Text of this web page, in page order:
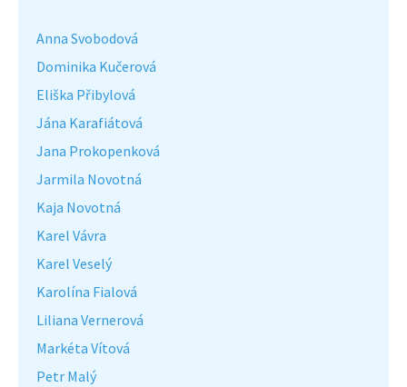
Anna Svobodová
Dominika Kučerová
Eliška Přibylová
Jána Karafiátová
Jana Prokopenková
Jarmila Novotná
Kaja Novotná
Karel Vávra
Karel Veselý
Karolína Fialová
Liliana Vernerová
Markéta Vítová
Petr Malý